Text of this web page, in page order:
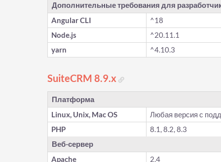
Дополнительные требования для
Angular CLI
^18
Node.js
^20.11.1
yarn
^4.10.3
SuiteCRM 8.9.x
Платформа
Linux, Unix, Mac OS
Любая версия с
PHP
8.1, 8.2, 8.3
Веб-сервер
Apache
2.4